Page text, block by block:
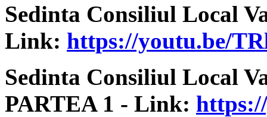
Sedinta Consiliul Local
Link: https://youtu.be/
Sedinta Consiliul Local
PARTEA 1 - Link: